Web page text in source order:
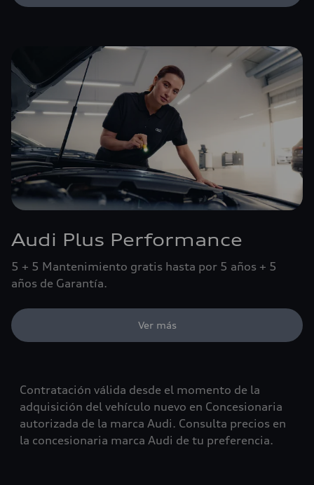
Audi Plus Performance
5 + 5 Mantenimiento gratis hasta por 5 años + 5
años de Garantía.
Ver más
Contratación válida desde el momento de la
adquisición del vehículo nuevo en Concesionaria
autorizada de la marca Audi. Consulta precios en
la concesionaria marca Audi de tu preferencia.